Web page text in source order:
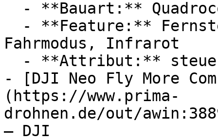
Fahrmodus, Infrarot
- [DJI Neo Fly More
(https://www.prima-
drohnen.de/out/
— DJI